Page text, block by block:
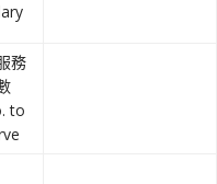
務
to